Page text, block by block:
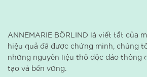
ANNEMARIE BÖRLIND là viết tắt của
hiệu quả đã được chứng minh, chúng
những nguyên liệu thô độc đáo thông
tạo và bền vững.